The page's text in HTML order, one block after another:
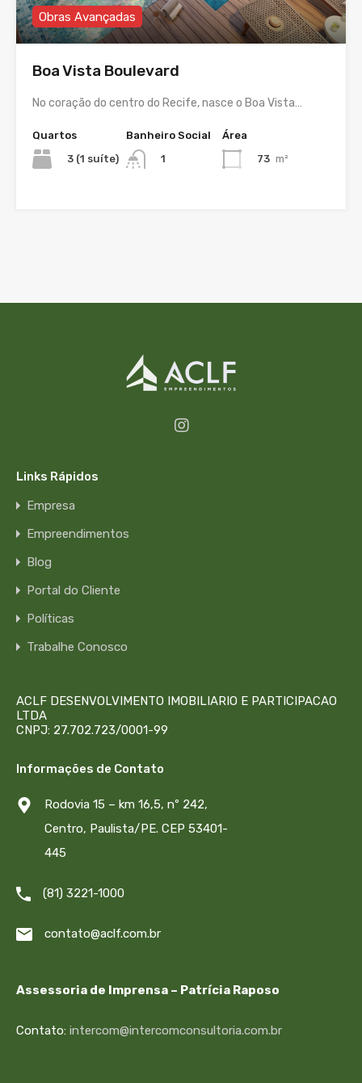
Obras Avançadas
Boa Vista Boulevard
No coração do centro do Recife, nasce o Boa Vista…
Quartos
3 (1 suíte)
Banheiro Social
1
Área
73 m²
Links Rápidos
Empresa
Empreendimentos
Blog
Portal do Cliente
Políticas
Trabalhe Conosco
ACLF DESENVOLVIMENTO IMOBILIARIO E PARTICIPACAO
LTDA
CNPJ: 27.702.723/0001-99
Informações de Contato
Rodovia 15 – km 16,5, nº 242,
Centro, Paulista/PE. CEP 53401-
445
(81) 3221-1000
contato@aclf.com.br
Assessoria de Imprensa – Patrícia Raposo
Contato: intercom@intercomconsultoria.com.br